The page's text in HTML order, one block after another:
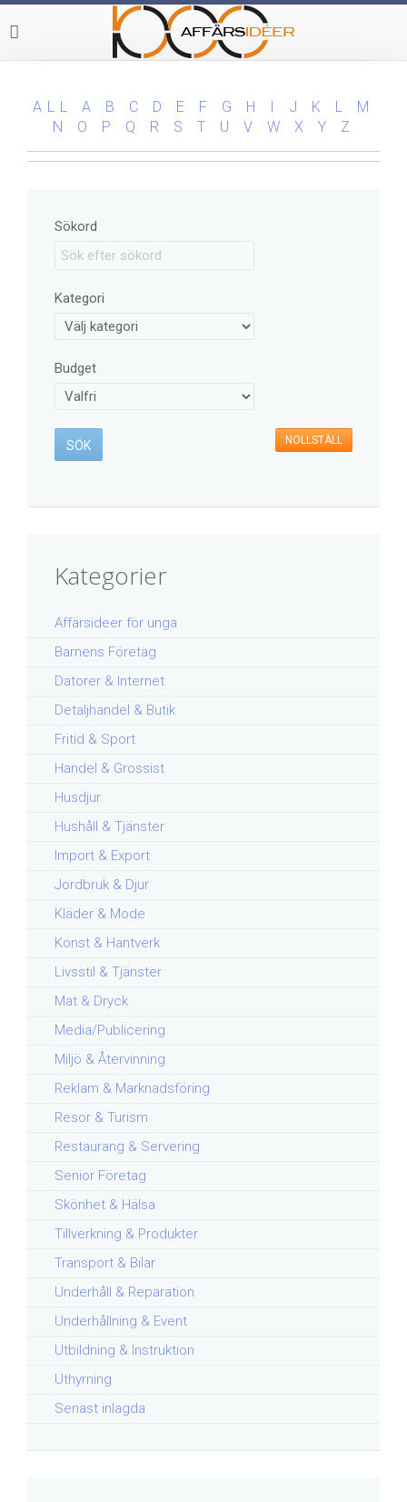
ALL A B C D E F G H I J K L
M
N
O P Q R S T U V W X Y Z
Sökord
Kategori
Budget
NOLLSTÄLL
Kategorier
Affärsideer för unga
Barnens Företag
Datorer & Internet
Detaljhandel & Butik
Fritid & Sport
Handel & Grossist
Husdjur
Hushåll & Tjänster
Import & Export
Jordbruk & Djur
Kläder & Mode
Konst & Hantverk
Livsstil & Tjänster
Mat & Dryck
Media/Publicering
Miljö & Återvinning
Reklam & Marknadsföring
Resor & Turism
Restaurang & Servering
Senior Företag
Skönhet & Hälsa
Tillverkning & Produkter
Transport & Bilar
Underhåll & Reparation
Underhållning & Event
Utbildning & Instruktion
Uthyrning
Senast inlagda